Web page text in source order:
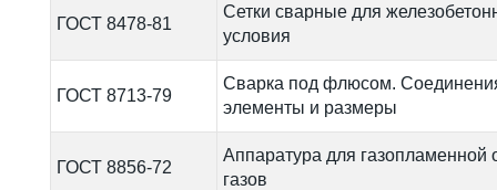
ГОСТ 8478-81
Сетки сварные для
условия
ГОСТ 8713-79
Сварка под флюсом.
элементы и размеры
ГОСТ 8856-72
Аппаратура для газопламенной
газов